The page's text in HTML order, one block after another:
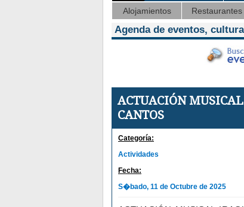
Alojamientos
Restaurantes
Agenda de eventos,
ACTUACIÓN
CANTOS
Categoría:
Actividades
Fecha:
S�bado, 11 de Octubre de 2025